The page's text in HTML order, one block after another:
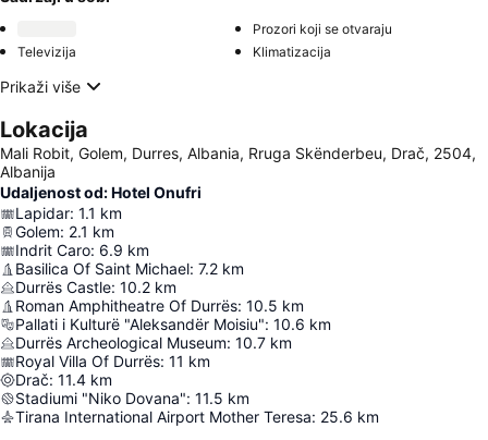
Prozori koji se otvaraju
Televizija
Klimatizacija
Prikaži više
Lokacija
Mali Robit, Golem, Durres, Albania, Rruga Skënderbeu, Drač, 2504,
Albanija
Udaljenost od: Hotel Onufri
Lapidar: 1.1 km
Golem: 2.1 km
Indrit Caro: 6.9 km
Basilica Of Saint Michael: 7.2 km
Durrës Castle: 10.2 km
Roman Amphitheatre Of Durrës: 10.5 km
Pallati i Kulturë "Aleksandër Moisiu": 10.6 km
Durrës Archeological Museum: 10.7 km
Royal Villa Of Durrës: 11 km
Drač: 11.4 km
Stadiumi "Niko Dovana": 11.5 km
Tirana International Airport Mother Teresa: 25.6 km